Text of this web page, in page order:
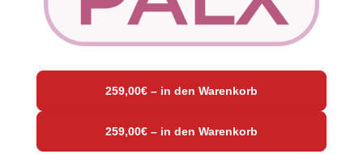
259,00€ – in den Warenkorb